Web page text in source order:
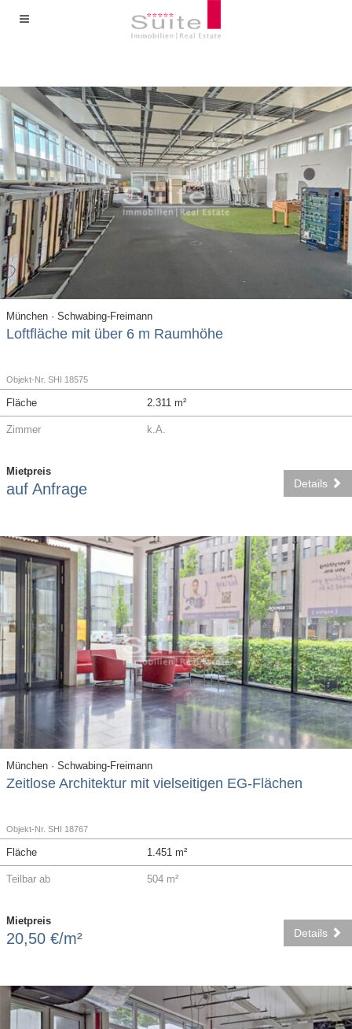
München · Schwabing-Freimann
Loftfläche mit über 6 m Raumhöhe
Objekt-Nr. SHI 18575
Fläche 2.311 m²
Zimmer k.A.
Mietpreis
auf Anfrage Details
München · Schwabing-Freimann
Zeitlose Architektur mit vielseitigen EG-Flächen
Objekt-Nr. SHI 18767
Fläche 1.451 m²
Teilbar ab 504 m²
Mietpreis
20,50 €/m² Details